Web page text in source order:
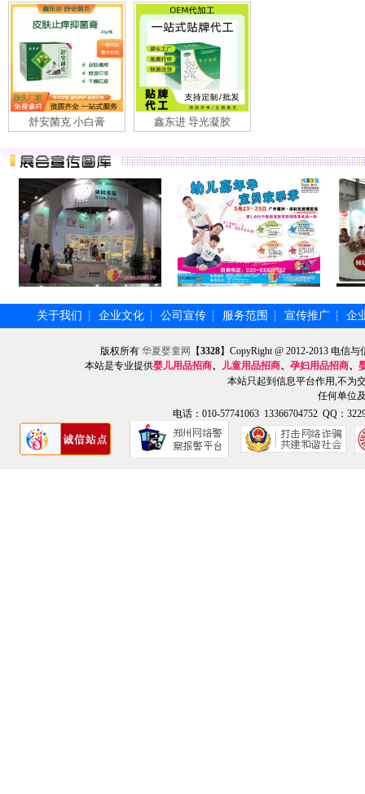
舒安菌克 小白膏 鑫东进 导光凝胶
关于我们 ┆ 企业文化 ┆ 公司宣传 ┆ 服务范围 ┆ 宣传推广 ┆ 企
版权所有华夏婴童网 【3328】CopyRight @ 2012-2013 电信
本站是专业提供婴儿用品招商、 儿童用品招商、 孕妇用品招商、
本站只起到信息平台作用,不为
任何单位
电话：010-57741063 13366704752 QQ：